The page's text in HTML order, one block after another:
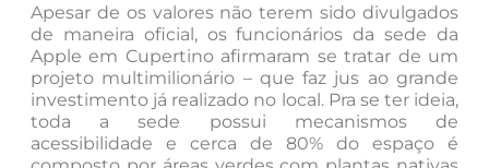
Apesar de os valores não terem sido divulgados
de maneira oficial, os funcionários da sede da
Apple em Cupertino afirmaram se tratar de um
projeto multimilionário – que faz jus ao grande
investimento já realizado no local. Pra se ter ideia,
toda a sede possui mecanismos de
acessibilidade e cerca de 80% do espaço é